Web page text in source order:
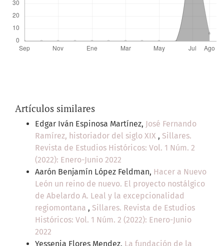
Artículos similares
Edgar Iván Espinosa Martínez, José Fernando
Ramírez, historiador del siglo XIX , Sillares.
Revista de Estudios Históricos: Vol. 1 Núm. 2
(2022): Enero-Junio 2022
Aarón Benjamín López Feldman, Hacer a Nuevo
León un reino de nuevo. El proyecto nostálgico
de Abelardo A. Leal y la excepcionalidad
regiomontana , Sillares. Revista de Estudios
Históricos: Vol. 1 Núm. 2 (2022): Enero-Junio
2022
Yessenia Flores Mendez, La fundación de la